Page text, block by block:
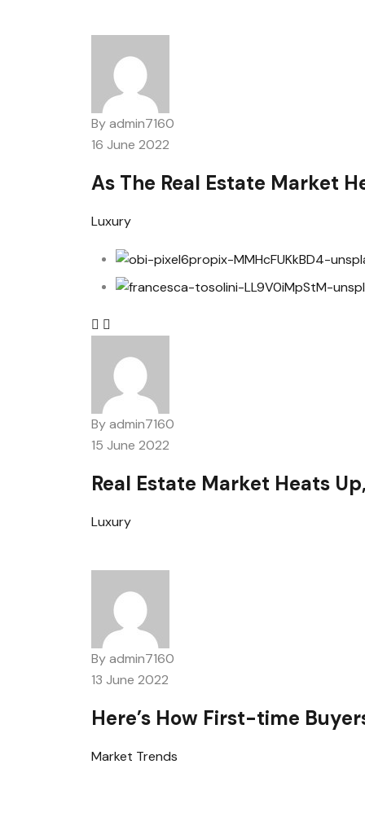
Byadmin7160
16 June 2022
As The Real Estate Market
Luxury
Byadmin7160
15 June 2022
Real Estate Market Heats
Luxury
Byadmin7160
13 June 2022
Here’s How First-time
Market Trends